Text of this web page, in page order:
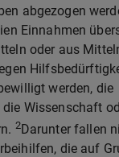
abgezogen
Einnahmen
oder aus
werden, die
Wissenschaft
2Darunter fallen
die auf